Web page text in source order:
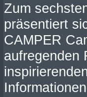
Zum
präsentiert
CAMPER
aufregenden